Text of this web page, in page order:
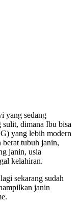
yang sedang
sulit, dimana Ibu bisa
yang lebih modern
berat tubuh janin,
janin, usia
kelahiran.
sekarang sudah
janin